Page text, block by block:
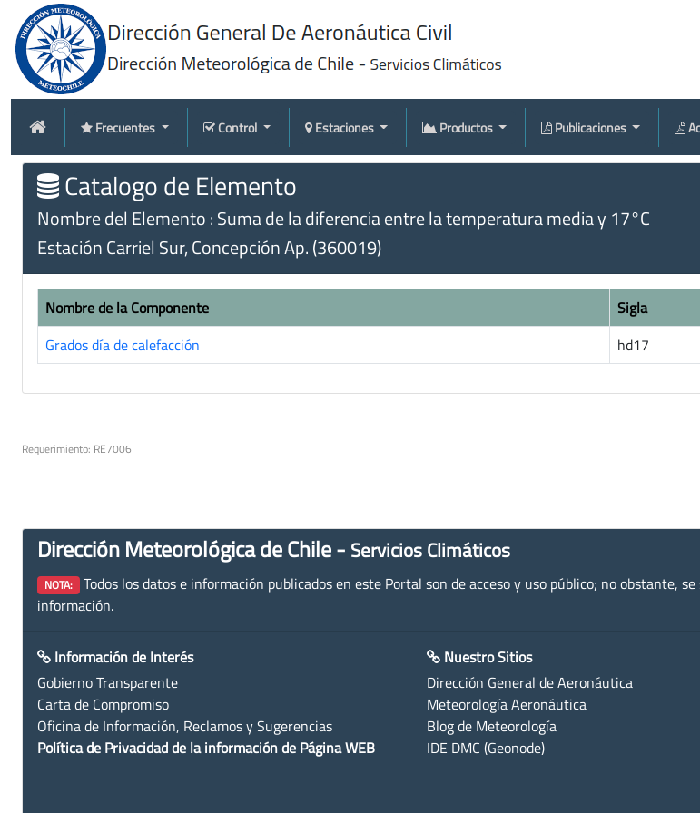
Frecuentes Control Estaciones Productos Publicaciones
Catalogo de Elemento
Nombre del Elemento : Suma de la diferencia entre la temperatura media y 17°C
Estación Carriel Sur, Concepción Ap. (360019)
Nombre de la Componente Sigla
Grados día de calefacción
hd17
Requerimiento: RE7006
Dirección Meteorológica de Chile - Servicios Climáticos
NOTA: Todos los datos e información publicados en este Portal son de acceso y uso público; no obstante,
información.
Información de Interés
Gobierno Transparente
Carta de Compromiso
Oficina de Información, Reclamos y Sugerencias
Política de Privacidad de la información de Página WEB
Nuestro Sitios
Dirección General de Aeronáutica
Meteorología Aeronáutica
Blog de Meteorología
IDE DMC (Geonode)